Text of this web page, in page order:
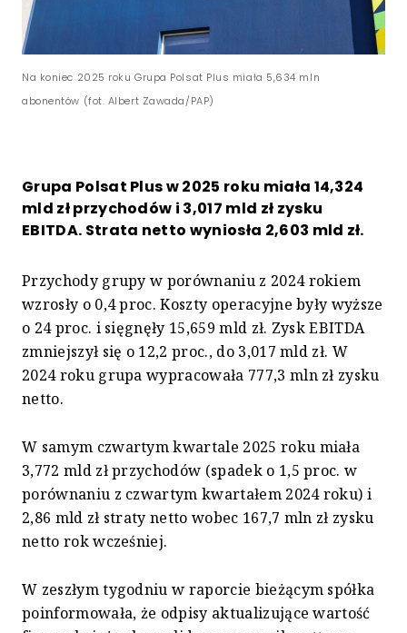
Na koniec 2025 roku Grupa Polsat Plus miała 5,634 mln
abonentów (fot. Albert Zawada/PAP)
Grupa Polsat Plus w 2025 roku miała 14,324
mld zł przychodów i 3,017 mld zł zysku
EBITDA. Strata netto wyniosła 2,603 mld zł.
Przychody grupy w porównaniu z 2024 rokiem
wzrosły o 0,4 proc. Koszty operacyjne były wyższe
o 24 proc. i sięgnęły 15,659 mld zł. Zysk EBITDA
zmniejszył się o 12,2 proc., do 3,017 mld zł. W
2024 roku grupa wypracowała 777,3 mln zł zysku
netto.
W samym czwartym kwartale 2025 roku miała
3,772 mld zł przychodów (spadek o 1,5 proc. w
porównaniu z czwartym kwartałem 2024 roku) i
2,86 mld zł straty netto wobec 167,7 mln zł zysku
netto rok wcześniej.
W zeszłym tygodniu w raporcie bieżącym spółka
poinformowała, że odpisy aktualizujące wartość